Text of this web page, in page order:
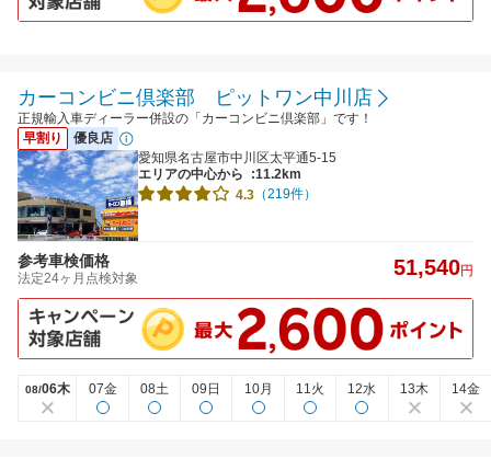
カーコンビニ倶楽部 ピットワン中川店
正規輸入車ディーラー併設の「カーコンビニ倶楽部」です！
早割り
優良店
愛知県名古屋市中川区太平通5-15
エリアの中心から
:11.2km
4.3 （219件）
参考車検価格
法定24ヶ月点検対象 51,540円
08/06木 07金 08土 09日 10月 11火 12水 13木 14金